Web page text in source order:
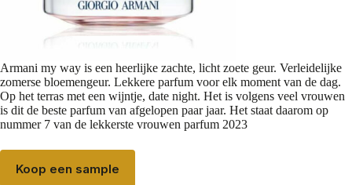
Armani my way is een heerlijke zachte, licht zoete geur. Verleidelijke
zomerse bloemengeur. Lekkere parfum voor elk moment van de dag.
Op het terras met een wijntje, date night. Het is volgens veel vrouwen
is dit de beste parfum van afgelopen paar jaar. Het staat daarom op
nummer 7 van de lekkerste vrouwen parfum 2023
Koop een sample